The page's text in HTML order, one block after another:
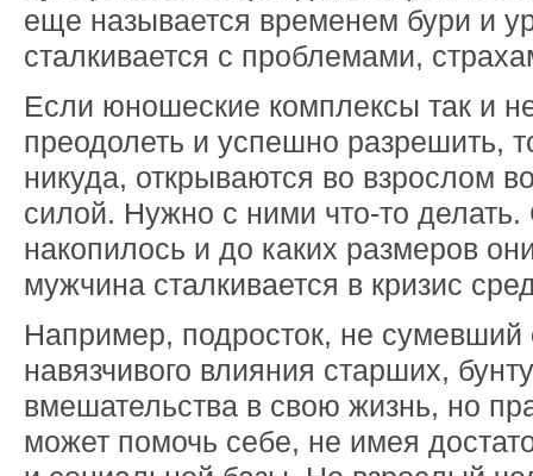
еще называется временем бури и
сталкивается с проблемами,
Если юношеские комплексы так и
преодолеть и успешно разрешить,
никуда, открываются во взрослом
силой. Нужно с ними что-то делать.
накопилось и до каких размеров
мужчина сталкивается в кризис
Например, подросток, не сумевший
навязчивого влияния старших,
вмешательства в свою жизнь, но
может помочь себе, не имея